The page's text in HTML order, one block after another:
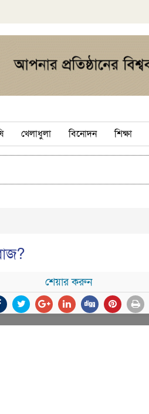
খেলাধুলা বিনোদন শিক্ষা
শেয়ার করুন